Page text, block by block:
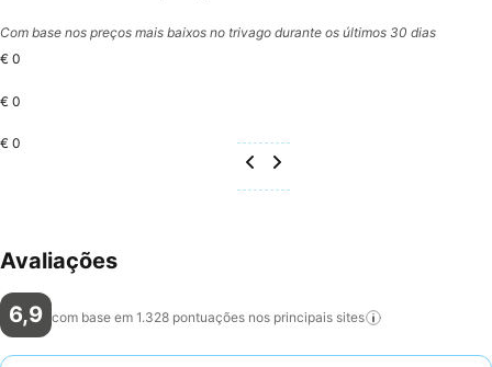
Com base nos preços mais baixos no trivago durante os últimos 30 dias
€ 0
€ 0
€ 0
Avaliações
6,9 com base em 1.328 pontuações nos principais sites